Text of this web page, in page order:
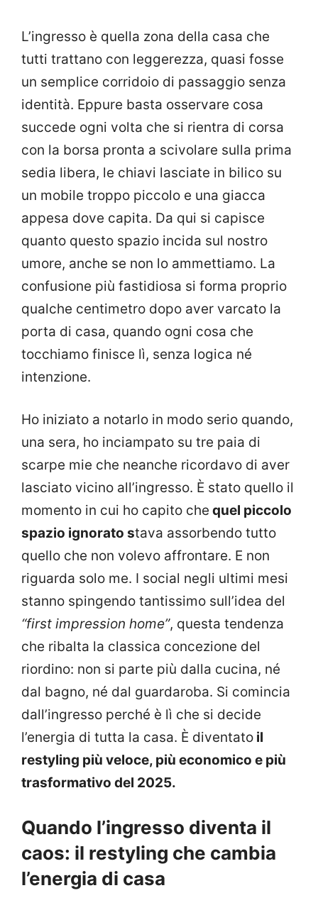
L’ingresso è quella zona della casa che
tutti trattano con leggerezza, quasi fosse
un semplice corridoio di passaggio senza
identità. Eppure basta osservare cosa
succede ogni volta che si rientra di corsa
con la borsa pronta a scivolare sulla prima
sedia libera, le chiavi lasciate in bilico su
un mobile troppo piccolo e una giacca
appesa dove capita. Da qui si capisce
quanto questo spazio incida sul nostro
umore, anche se non lo ammettiamo. La
confusione più fastidiosa si forma proprio
qualche centimetro dopo aver varcato la
porta di casa, quando ogni cosa che
tocchiamo finisce lì, senza logica né
intenzione.
Ho iniziato a notarlo in modo serio quando,
una sera, ho inciampato su tre paia di
scarpe mie che neanche ricordavo di aver
lasciato vicino all’ingresso. È stato quello il
momento in cui ho capito che quel piccolo
spazio ignorato stava assorbendo tutto
quello che non volevo affrontare. E non
riguarda solo me. I social negli ultimi mesi
stanno spingendo tantissimo sull’idea del
“first impression home”, questa tendenza
che ribalta la classica concezione del
riordino: non si parte più dalla cucina, né
dal bagno, né dal guardaroba. Si comincia
dall’ingresso perché è lì che si decide
l’energia di tutta la casa. È diventato il
restyling più veloce, più economico e più
trasformativo del 2025.
Quando l’ingresso diventa il
caos: il restyling che cambia
l’energia di casa